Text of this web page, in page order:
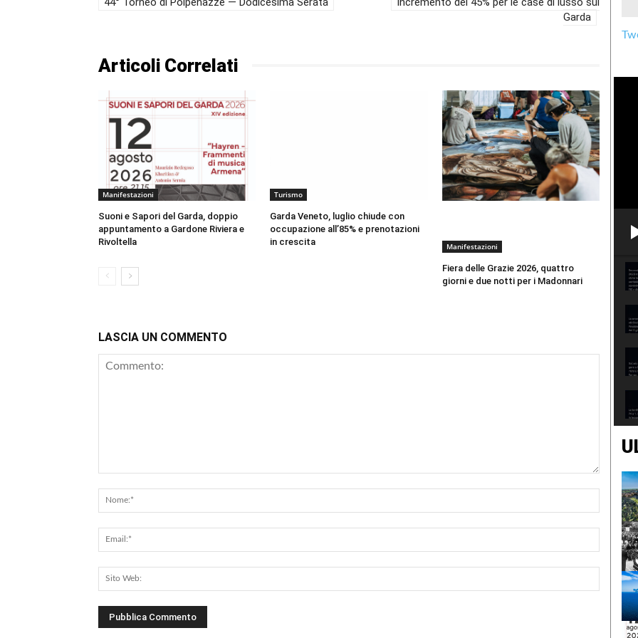
Garda
Articoli Correlati
Manifestazioni
Suoni e Sapori del Garda, doppio
appuntamento a Gardone Riviera e
Rivoltella
Turismo
Garda Veneto, luglio chiude con
occupazione all’85% e prenotazioni
in crescita
Manifestazioni
Fiera delle Grazie 2026, quattro
giorni e due notti per i Madonnari
LASCIA UN COMMENTO
Nome:*
Email:*
Web: